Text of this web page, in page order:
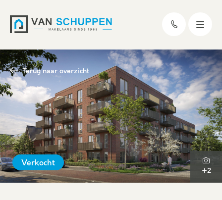
Verkocht
+2
Terug naar overzicht